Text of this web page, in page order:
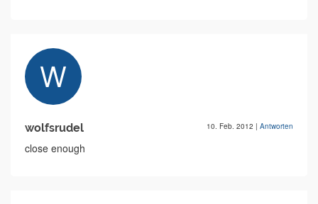
wolfsrudel 10. Feb. 2012 | Antworten
close enough